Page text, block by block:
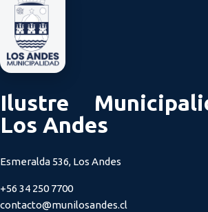
Ilustre
Los Andes
Esmeralda 536, Los Andes
+56 34 250 7700
contacto@munilosandes.cl